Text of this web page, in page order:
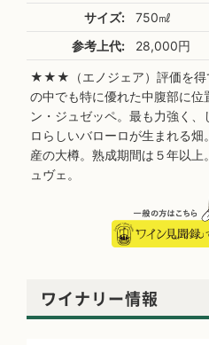
サイズ:
750㎖
参考上代:
28,000円
★★★（エノジェア）評価を得
の中でも特に優れた中腹部に
ン・ジュゼッペ。最も力強く
ロらしいバローロが生まれる
産の大樽。熟成期間は５年以
ュヴェ。
ワイナリー情報